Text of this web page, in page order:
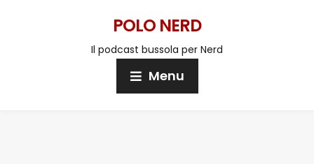
POLO NERD
Il podcast bussola per Nerd
Menu